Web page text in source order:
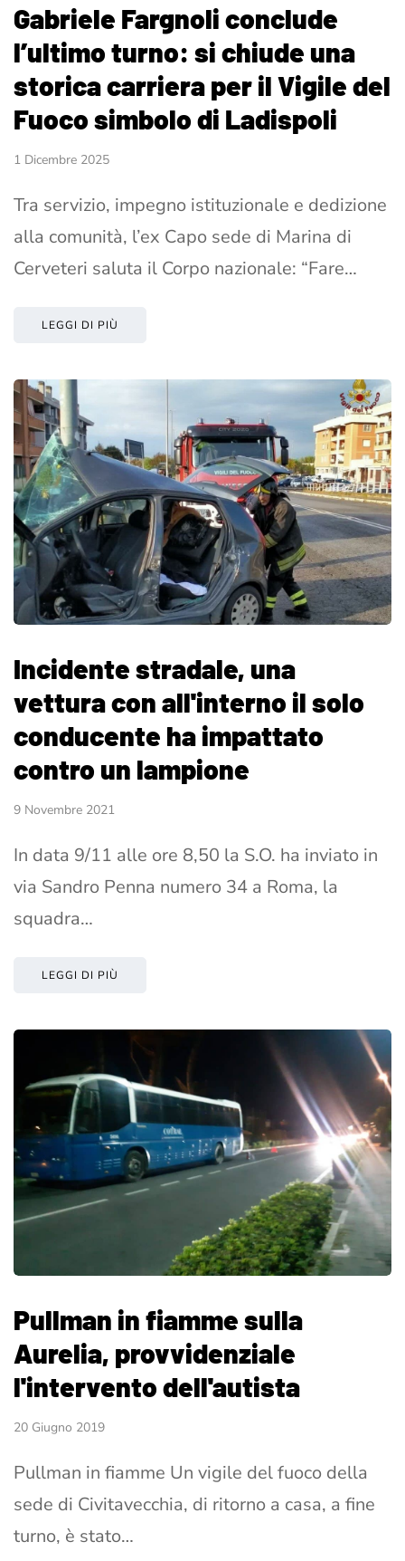
Gabriele Fargnoli conclude
l’ultimo turno: si chiude una
storica carriera per il Vigile del
Fuoco simbolo di Ladispoli
1 Dicembre 2025
Tra servizio, impegno istituzionale e dedizione
alla comunità, l’ex Capo sede di Marina di
Cerveteri saluta il Corpo nazionale: “Fare…
LEGGI DI PIÙ
Incidente stradale, una
vettura con all'interno il solo
conducente ha impattato
contro un lampione
9 Novembre 2021
In data 9/11 alle ore 8,50 la S.O. ha inviato in
via Sandro Penna numero 34 a Roma, la
squadra…
LEGGI DI PIÙ
Pullman in fiamme sulla
Aurelia, provvidenziale
l'intervento dell'autista
20 Giugno 2019
Pullman in fiamme Un vigile del fuoco della
sede di Civitavecchia, di ritorno a casa, a fine
turno, è stato…